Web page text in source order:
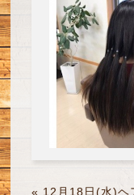
« 12月18日(水)ヘ